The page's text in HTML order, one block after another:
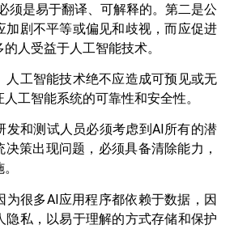
须是易于翻译、可解释的。第二是公
加剧不平等或偏见和歧视，而应促进
人受益于人工智能技术。
人工智能技术绝不应造成可预见或无
工智能系统的可靠性和安全性。
发和测试人员必须考虑到AI所有的潜
策出现问题，必须具备清除能力，
为很多AI应用程序都依赖于数据，因
隐私，以易于理解的方式存储和保护